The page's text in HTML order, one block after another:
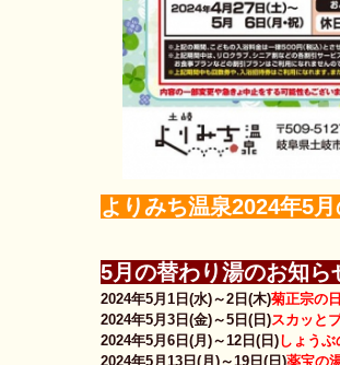
よりみち温泉2024年5
5月の替わり湯のお知ら
2024年5月1日(水)～2日(木)菊正宗の
2024年5月3日(金)～5日(日)スカッと
2024年5月6日(月)～12日(日)しょうぶ
2024年5月13日(月)～19日(日)薬宝の